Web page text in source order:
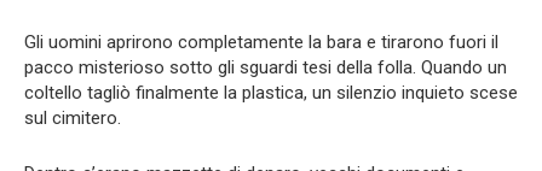
Gli uomini aprirono completamente la bara e tirarono fuori il
pacco misterioso sotto gli sguardi tesi della folla. Quando un
coltello tagliò finalmente la plastica, un silenzio inquieto scese
sul cimitero.